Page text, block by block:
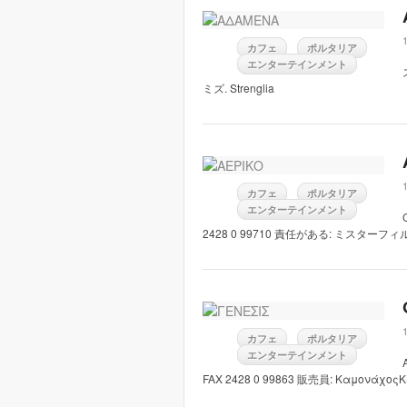
カフェ
ポルタリア
エンターテインメント
ミズ. Strenglia
カフェ
ポルタリア
エンターテインメント
2428 0 99710 責任がある: ミスターフィ
カフェ
ポルタリア
エンターテインメント
FAX 2428 0 99863 販売員: